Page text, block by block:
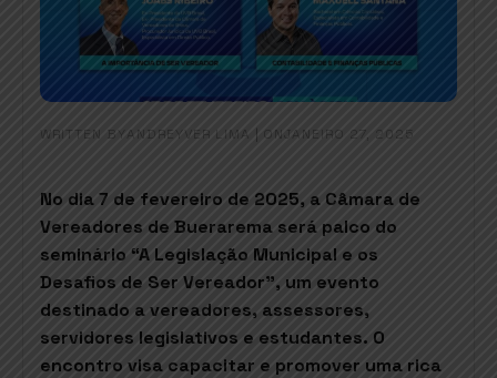
WRITTEN BYANDREYVER LIMA ONJANEIRO 27, 2025
No dia 7 de fevereiro de 2025, a Câmara de
Vereadores de Buerarema será palco do
seminário “A Legislação Municipal e os
Desafios de Ser Vereador”, um evento
destinado a vereadores, assessores,
servidores legislativos e estudantes. O
encontro visa capacitar e promover uma rica